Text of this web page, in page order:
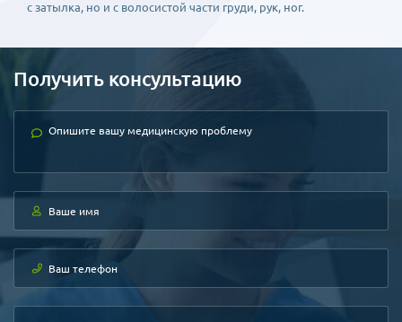
с затылка, но и с волосистой части груди, рук, ног.
Получить консультацию